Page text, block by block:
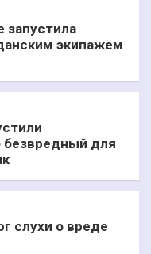
запустила
экипажем
безвредный для
слухи о вреде